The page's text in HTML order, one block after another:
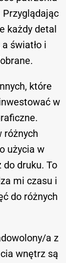
Przyglądając
każdy detal
światło i
które
w
różnych
użycia w
do druku. To
mi czasu i
do różnych
a z
wnętrz są